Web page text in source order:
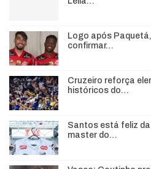
Logo após
confirmar…
Cruzeiro reforça
históricos do…
Santos está feliz
master do…